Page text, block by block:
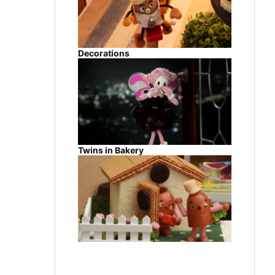
Decorations
Twins in Bakery